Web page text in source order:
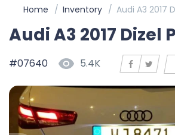
Home Inventory Audi A3 2017
Audi A3 2017 Dizel
#07640 5.4K